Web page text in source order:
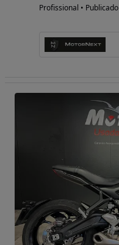
Profissional • Publicado